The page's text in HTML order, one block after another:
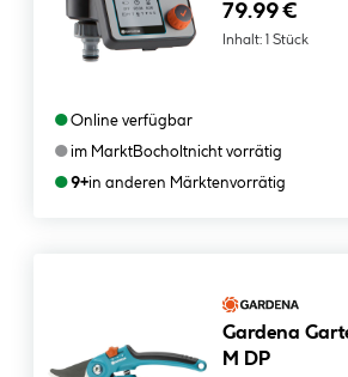
79.99 €
Inhalt: 1 Stück
●Online verfügbar
●im MarktBocholtnicht vorrätig
●9+in anderen Märktenvorrätig
Gardena Gartenschere B / S-
M DP